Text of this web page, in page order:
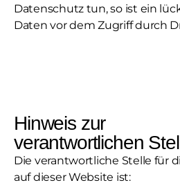
Datenschutz tun, so ist ein
Daten vor dem Zugriff durch
Hinweis zur
verantwortlichen
Die verantwortliche Stelle für
auf dieser Website ist: